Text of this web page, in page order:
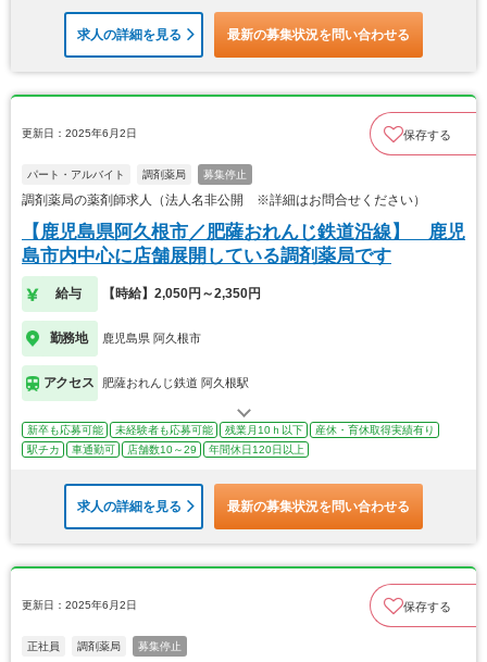
求人の詳細を見る 最新の募集状況を問い合わせる
更新日：2025年6月2日 保存する
パート・アルバイト 調剤薬局 募集停止
調剤薬局の薬剤師求人（法人名非公開 ※詳細はお問合せください）
【鹿児島県阿久根市／肥薩おれんじ鉄道沿線】 鹿児
島市内中心に店舗展開している調剤薬局です
給与 【時給】2,050円～2,350円
勤務地 鹿児島県 阿久根市
アクセス 肥薩おれんじ鉄道 阿久根駅
新卒も応募可能 未経験者も応募可能 残業月10ｈ以下
産休・育休取得実績有り
駅チカ
車通勤可 店舗数10～29 年間休日120日以上
求人の詳細を見る 最新の募集状況を問い合わせる
更新日：2025年6月2日 保存する
正社員 調剤薬局 募集停止